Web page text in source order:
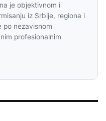
je objektivnom i
iz Srbije, regiona i
po nezavisnom
profesionalnim